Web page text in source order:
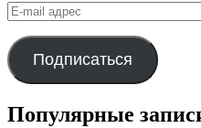
E-
mail
адрес
Подписаться
Популярные